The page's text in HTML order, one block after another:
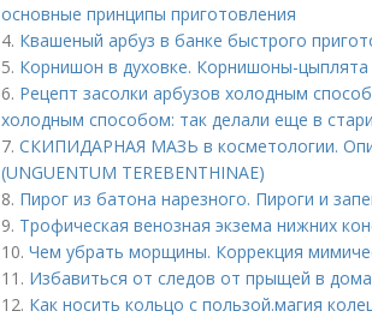
основные принципы приготовления
4. Квашеный арбуз в банке быстрого
5. Корнишон в духовке. Корнишоны-
6. Рецепт засолки арбузов холодным
холодным способом: так делали еще в
7. СКИПИДАРНАЯ МАЗЬ в косметологии.
(UNGUENTUM TEREBENTHINAE)
8. Пирог из батона нарезного. Пироги и
9. Трофическая венозная экзема нижних
10. Чем убрать морщины. Коррекция
11. Избавиться от следов от прыщей в
12. Как носить кольцо с пользой. магия